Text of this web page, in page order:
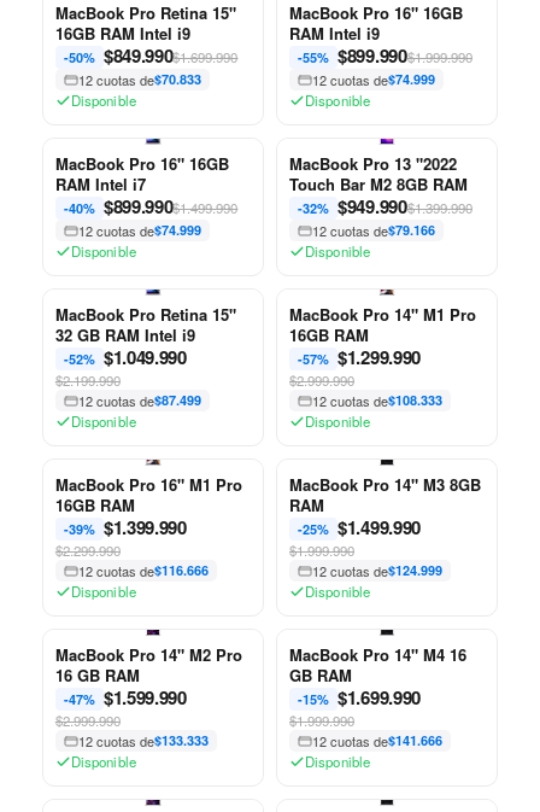
MacBook Pro Retina 15"
16GB RAM Intel i9
-50% $849.990$1.699.990
12 cuotas de$70.833
Disponible
MacBook Pro 16" 16GB
RAM Intel i9
-55% $899.990$1.999.990
12 cuotas de$74.999
Disponible
MacBook Pro 16" 16GB
RAM Intel i7
-40% $899.990$1.499.990
12 cuotas de$74.999
Disponible
MacBook Pro 13 "2022
Touch Bar M2 8GB RAM
-32% $949.990$1.399.990
12 cuotas de$79.166
Disponible
MacBook Pro Retina 15"
32 GB RAM Intel i9
-52% $1.049.990
$2.199.990
12 cuotas de$87.499
Disponible
MacBook Pro 14" M1 Pro
16GB RAM
-57% $1.299.990
$2.999.990
12 cuotas de$108.333
Disponible
MacBook Pro 16" M1 Pro
16GB RAM
-39% $1.399.990
$2.299.990
12 cuotas de$116.666
Disponible
MacBook Pro 14" M3 8GB
RAM
-25% $1.499.990
$1.999.990
12 cuotas de$124.999
Disponible
MacBook Pro 14" M2 Pro
16 GB RAM
-47% $1.599.990
$2.999.990
12 cuotas de$133.333
Disponible
MacBook Pro 14" M4 16
GB RAM
-15% $1.699.990
$1.999.990
12 cuotas de$141.666
Disponible